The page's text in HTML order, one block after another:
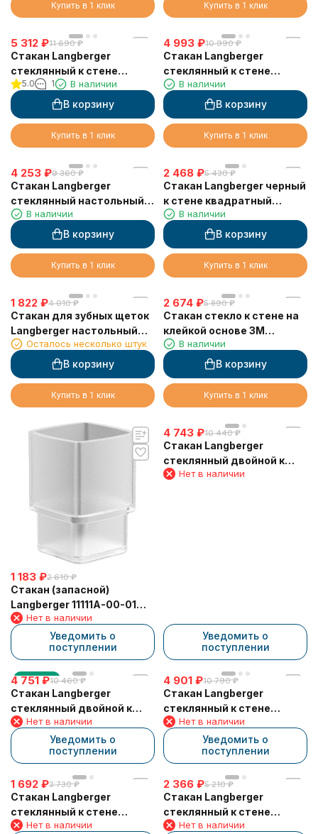
Купить в 1 клик Купить в 1 клик
5 312 ₽11 690 ₽
Стакан Langberger
стеклянный к стене
квадратный 11911A
5.0 1 В наличии
В корзину
Купить в 1 клик
4 993 ₽10 990 ₽
Стакан Langberger
стеклянный к стене
квадратный 21811A
В наличии
В корзину
Купить в 1 клик
4 253 ₽9 360 ₽
Стакан Langberger
стеклянный настольный
круглый "Swarovski"
22213A
В наличии
В корзину
Купить в 1 клик
2 468 ₽5 430 ₽
Стакан Langberger черный
к стене квадратный
11311A-BP
В наличии
В корзину
Купить в 1 клик
1 822 ₽4 010 ₽
Стакан для зубных щеток
Langberger настольный
черный матовый (11313A-
BP)
Осталось несколько штук
В корзину
Купить в 1 клик
2 674 ₽5 890 ₽
Стакан стекло к стене на
клейкой основе 3М
LANGBERGER 30811A
В наличии
В корзину
Купить в 1 клик
1 183 ₽2 610 ₽
Стакан (запасной)
Langberger 11111A-00-01
Alster для зубных щеток
из матового стекла
Нет в наличии
Уведомить о
поступлении
4 743 ₽10 440 ₽
Стакан Langberger
стеклянный двойной к
стене круглый 11019A
Нет в наличии
Уведомить о
поступлении
новинка
4 751 ₽10 460 ₽
Стакан Langberger
стеклянный двойной к
стене круглый 24019A
Нет в наличии
Уведомить о
поступлении
4 901 ₽10 790 ₽
Стакан Langberger
стеклянный к стене
квадратный 11311A
Нет в наличии
Уведомить о
поступлении
1 692 ₽3 730 ₽
Стакан Langberger
стеклянный к стене
круглый 11011A
Нет в наличии
2 366 ₽5 210 ₽
Стакан Langberger
стеклянный к стене
круглый 24011A
Нет в наличии